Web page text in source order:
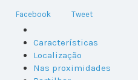
Facebook Tweet
Características
Localização
Nas proximidades